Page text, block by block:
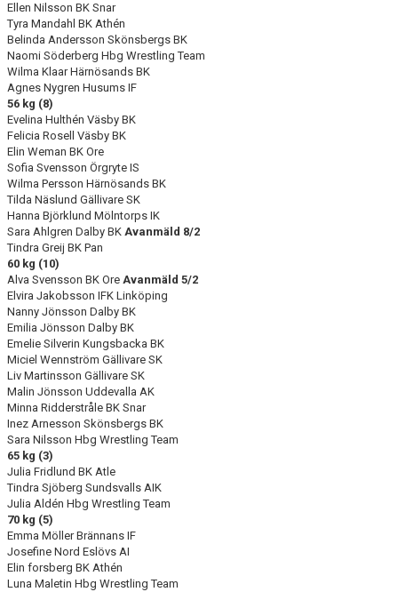
Ellen Nilsson BK Snar
Tyra Mandahl BK Athén
Belinda Andersson Skönsbergs BK
Naomi Söderberg Hbg Wrestling Team
Wilma Klaar Härnösands BK
Agnes Nygren Husums IF
56 kg (8)
Evelina Hulthén Väsby BK
Felicia Rosell Väsby BK
Elin Weman BK Ore
Sofia Svensson Örgryte IS
Wilma Persson Härnösands BK
Tilda Näslund Gällivare SK
Hanna Björklund Mölntorps IK
Sara Ahlgren Dalby BK Avanmäld 8/2
Tindra Greij BK Pan
60 kg (10)
Alva Svensson BK Ore Avanmäld 5/2
Elvira Jakobsson IFK Linköping
Nanny Jönsson Dalby BK
Emilia Jönsson Dalby BK
Emelie Silverin Kungsbacka BK
Miciel Wennström Gällivare SK
Liv Martinsson Gällivare SK
Malin Jönsson Uddevalla AK
Minna Ridderstråle BK Snar
Inez Arnesson Skönsbergs BK
Sara Nilsson Hbg Wrestling Team
65 kg (3)
Julia Fridlund BK Atle
Tindra Sjöberg Sundsvalls AIK
Julia Aldén Hbg Wrestling Team
70 kg (5)
Emma Möller Brännans IF
Josefine Nord Eslövs AI
Elin forsberg BK Athén
Luna Maletin Hbg Wrestling Team